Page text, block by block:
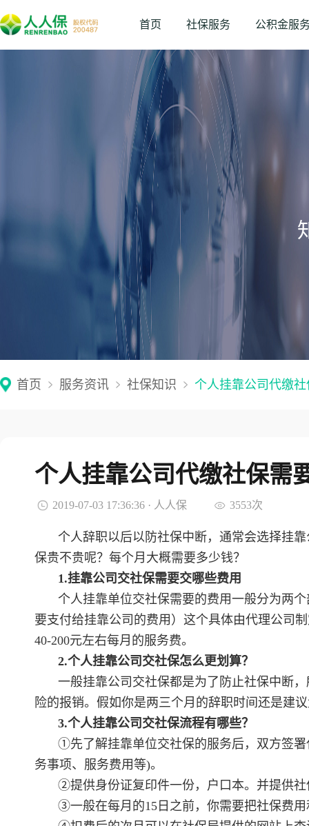
首页 社保服务 公积金服
首页 服务资讯 社保知识 个人挂靠公司代缴
个人挂靠公司代缴社保需
2019-07-03 17:36:36 · 人人保 3553次
个人辞职以后以防社保中断，通常会选择挂
保贵不贵呢？每个月大概需要多少钱？
1.挂靠公司交社保需要交哪些费用
个人挂靠单位交社保需要的费用一般分为两
要支付给挂靠公司的费用）这个具体由代理公司
40-200元左右每月的服务费。
2.个人挂靠公司交社保怎么更划算？
一般挂靠公司交社保都是为了防止社保中断
险的报销。假如你是两三个月的辞职时间还是建
3.个人挂靠公司交社保流程有哪些？
①先了解挂靠单位交社保的服务后，双方签
务事项、服务费用等)。
②提供身份证复印件一份，户口本。并提供
③一般在每月的15日之前，你需要把社保费